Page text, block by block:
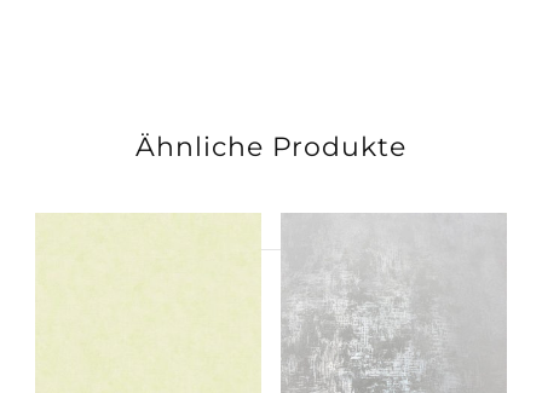
Ähnliche Produkte
Suchen
nach: